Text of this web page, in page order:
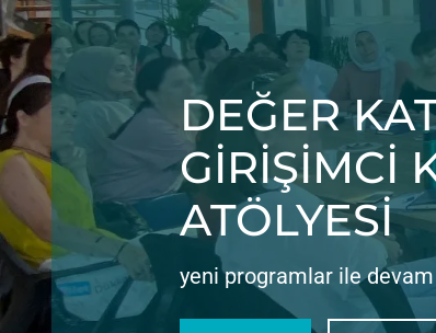
DEĞER
GİRİŞİMCİ
ATÖLYESİ
yeni programlar ile